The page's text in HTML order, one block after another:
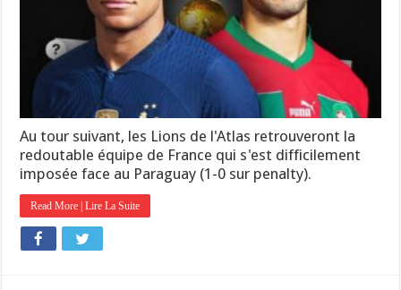
Au tour suivant, les Lions de l'Atlas retrouveront la
redoutable équipe de France qui s'est difficilement
imposée face au Paraguay (1-0 sur penalty).
Read More | Lire La Suite